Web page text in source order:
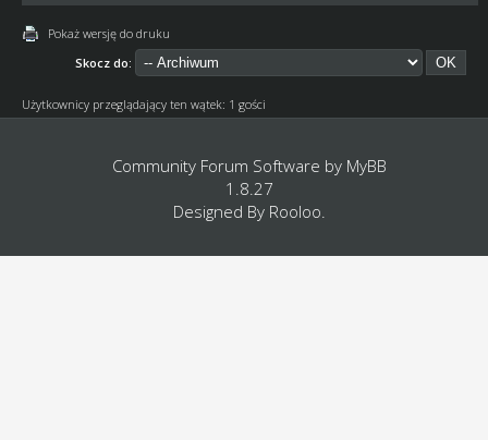
Pokaż wersję do druku
Skocz do:
Użytkownicy przeglądający ten wątek: 1 gości
Community Forum Software by MyBB
1.8.27
Designed By Rooloo.